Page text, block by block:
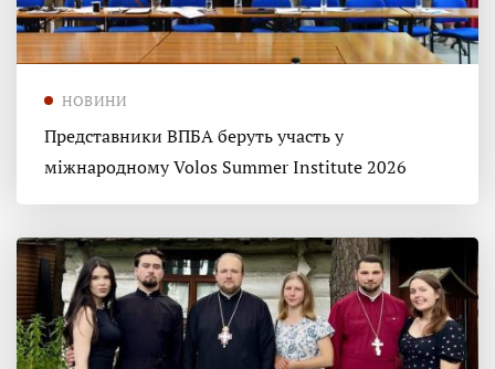
НОВИНИ
Представники ВПБА беруть участь у
міжнародному Volos Summer Institute 2026